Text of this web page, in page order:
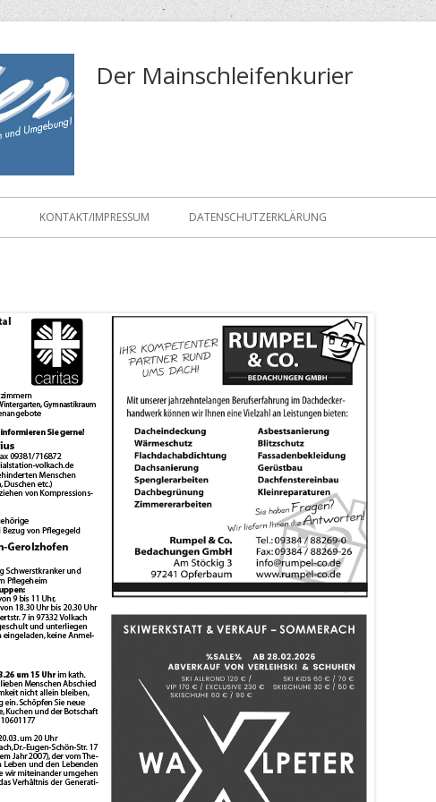
Der Mainschleifenkurier
KONTAKT/IMPRESSUM DATENSCHUTZERKLÄRUNG